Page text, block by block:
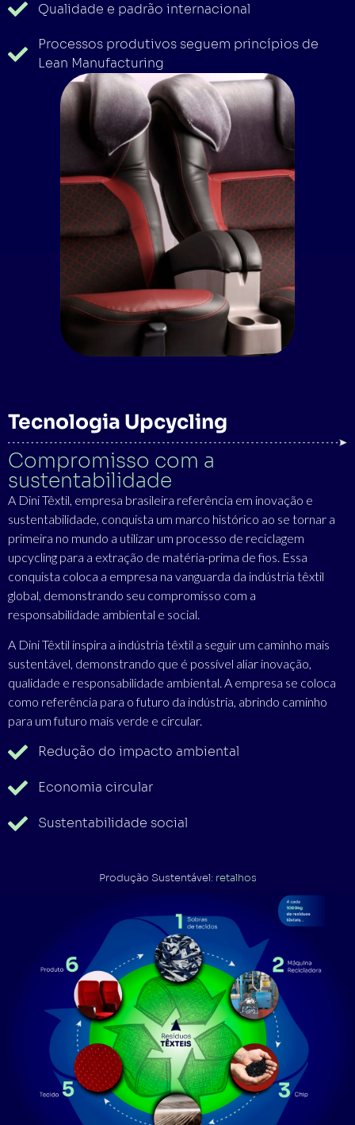
Qualidade e padrão internacional
Processos produtivos seguem princípios de
Lean Manufacturing
Tecnologia Upcycling
Compromisso com a
sustentabilidade
A Dini Têxtil, empresa brasileira referência em inovação e
sustentabilidade, conquista um marco histórico ao se tornar a
primeira no mundo a utilizar um processo de reciclagem
upcycling para a extração de matéria-prima de fios. Essa
conquista coloca a empresa na vanguarda da indústria têxtil
global, demonstrando seu compromisso com a
responsabilidade ambiental e social.
A Dini Têxtil inspira a indústria têxtil a seguir um caminho mais
sustentável, demonstrando que é possível aliar inovação,
qualidade e responsabilidade ambiental. A empresa se coloca
como referência para o futuro da indústria, abrindo caminho
para um futuro mais verde e circular.
Redução do impacto ambiental
Economia circular
Sustentabilidade social
Produção Sustentável: retalhos